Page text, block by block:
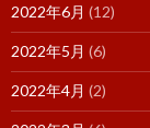
2022年6月 (12)
2022年5月 (6)
2022年4月 (2)